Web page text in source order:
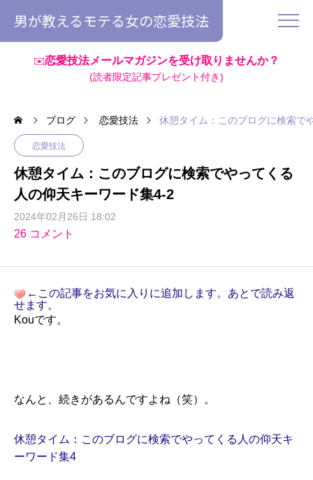
男が教えるモテる女の恋愛技法
✉️恋愛技法メールマガジンを受け取りませんか？
(読者限定記事プレゼント付き)
ブログ 恋愛技法 休憩タイム：このブログに検索で
恋愛技法
休憩タイム：このブログに検索でやってくる
人の仰天キーワード集4-2
2024年02月26日 18:02
26 コメント
←この記事をお気に入りに追加します。あとで読み返
せます。
Kouです。
なんと、続きがあるんですよね（笑）。
休憩タイム：このブログに検索でやってくる人の仰天キ
ーワード集4